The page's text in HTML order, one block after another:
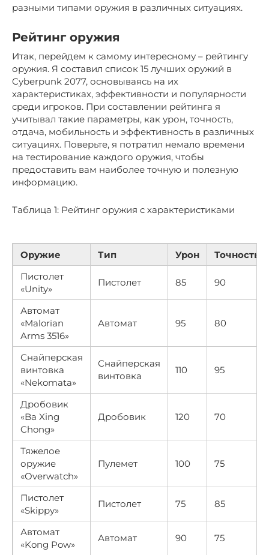
разными типами оружия в различных ситуациях.
Рейтинг оружия
Итак, перейдем к самому интересному – рейтингу
оружия. Я составил список 15 лучших оружий в
Cyberpunk 2077, основываясь на их
характеристиках, эффективности и популярности
среди игроков. При составлении рейтинга я
учитывал такие параметры, как урон, точность,
отдача, мобильность и эффективность в различных
ситуациях. Поверьте, я потратил немало времени
на тестирование каждого оружия, чтобы
предоставить вам наиболее точную и полезную
информацию.
Таблица 1: Рейтинг оружия с характеристиками
Оружие Тип Урон
Точность
Пистолет
«Unity»
Пистолет 85 90
Автомат
«Malorian
Arms 3516»
Автомат 95 80
Снайперская
винтовка
«Nekomata»
Снайперская
винтовка
110 95
Дробовик
«Ba Xing
Chong»
Дробовик 120 70
Тяжелое
оружие
«Overwatch»
Пулемет 100 75
Пистолет
«Skippy»
Пистолет 75 85
Автомат
«Kong Pow»
Автомат 90 75